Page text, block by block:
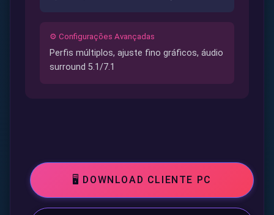
⚙️ Configurações Avançadas
Perfis múltiplos, ajuste fino gráficos, áudio
surround 5.1/7.1
🖥️ DOWNLOAD CLIENTE PC